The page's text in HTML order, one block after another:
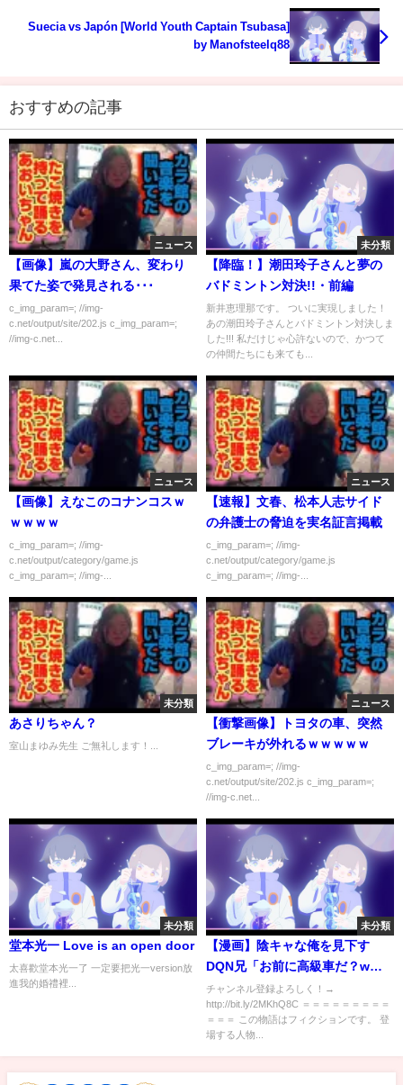
Suecia vs Japón [World Youth Captain Tsubasa]
by Manofsteelq88
おすすめの記事
ニュース
【画像】嵐の大野さん、変わり
果てた姿で発見される･･･
c_img_param=; //img-
c.net/output/site/202.js c_img_param=;
//img-c.net...
未分類
【降臨！】潮田玲子さんと夢の
バドミントン対決!!・前編
新井恵理那です。 ついに実現しました！
あの潮田玲子さんとバドミントン対決しま
した!!! 私だけじゃ心許ないので、かつて
の仲間たちにも来ても...
ニュース
【画像】えなこのコナンコスｗ
ｗｗｗｗ
c_img_param=; //img-
c.net/output/category/game.js
c_img_param=; //img-...
ニュース
【速報】文春、松本人志サイド
の弁護士の脅迫を実名証言掲載
c_img_param=; //img-
c.net/output/category/game.js
c_img_param=; //img-...
未分類
あさりちゃん？
室山まゆみ先生 ご無礼します！...
ニュース
【衝撃画像】トヨタの車、突然
ブレーキが外れるｗｗｗｗｗ
c_img_param=; //img-
c.net/output/site/202.js c_img_param=;
//img-c.net...
未分類
堂本光一 Love is an open door
太喜歡堂本光一了 一定要把光一version放
進我的婚禮裡...
未分類
【漫画】陰キャな俺を見下す
DQN兄「お前に高級車だ？w俺
に貸せ！」兄にスポーツカーを
奪われた俺が、真実を教えてや
った結果がｗｗ【スカッとする
チャンネル登録よろしく！→
http://bit.ly/2MKhQ8C ＝＝＝＝＝＝＝＝＝
＝＝＝ この物語はフィクションです。 登
場する人物...